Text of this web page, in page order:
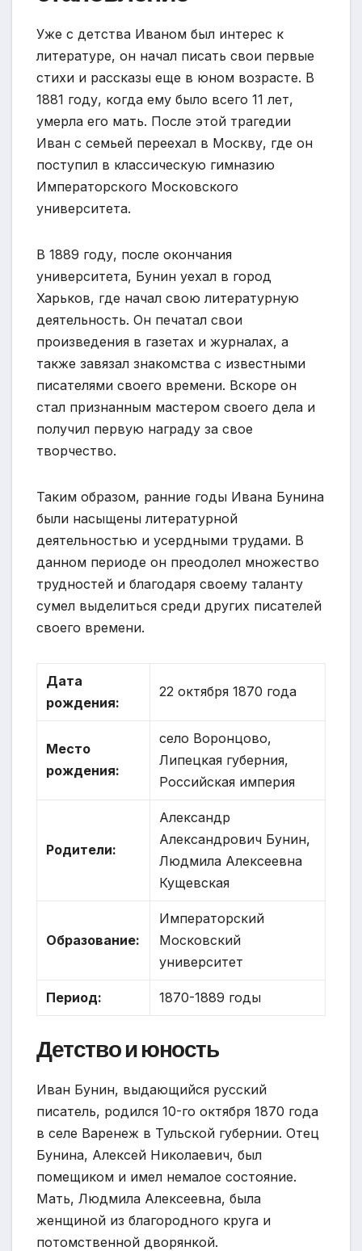
Уже с детства Иваном был интерес к
литературе, он начал писать свои первые
стихи и рассказы еще в юном возрасте. В
1881 году, когда ему было всего 11 лет,
умерла его мать. После этой трагедии
Иван с семьей переехал в Москву, где он
поступил в классическую гимназию
Императорского Московского
университета.
В 1889 году, после окончания
университета, Бунин уехал в город
Харьков, где начал свою литературную
деятельность. Он печатал свои
произведения в газетах и журналах, а
также завязал знакомства с известными
писателями своего времени. Вскоре он
стал признанным мастером своего дела и
получил первую награду за свое
творчество.
Таким образом, ранние годы Ивана Бунина
были насыщены литературной
деятельностью и усердными трудами. В
данном периоде он преодолел множество
трудностей и благодаря своему таланту
сумел выделиться среди других писателей
своего времени.
Дата
рождения:
22 октября 1870 года
Место
рождения:
село Воронцово,
Липецкая губерния,
Российская империя
Родители:
Александр
Александрович Бунин,
Людмила Алексеевна
Кущевская
Образование:
Императорский
Московский
университет
Период: 1870-1889 годы
Детство и юность
Иван Бунин, выдающийся русский
писатель, родился 10-го октября 1870 года
в селе Варенеж в Тульской губернии. Отец
Бунина, Алексей Николаевич, был
помещиком и имел немалое состояние.
Мать, Людмила Алексеевна, была
женщиной из благородного круга и
потомственной дворянкой.